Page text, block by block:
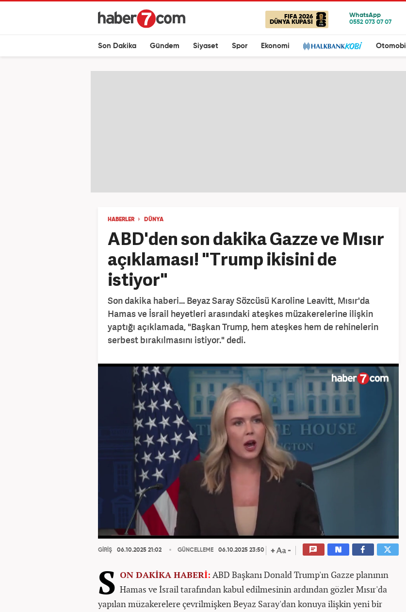
FIFA 2026
DÜNYA KUPASI
Son Dakika Gündem Siyaset Spor Ekonomi Otomobil
HABERLER DÜNYA
ABD'den son dakika Gazze ve Mısır
açıklaması! "Trump ikisini de
istiyor"
Son dakika haberi... Beyaz Saray Sözcüsü Karoline Leavitt, Mısır'da
Hamas ve İsrail heyetleri arasındaki ateşkes müzakerelerine ilişkin
yaptığı açıklamada, "Başkan Trump, hem ateşkes hem de rehinelerin
serbest bırakılmasını istiyor." dedi.
GİRİŞ 06.10.2025 21:02 GÜNCELLEME 06.10.2025 23:50
S ON DAKİKA HABERİ: ABD Başkanı Donald Trump'ın Gazze planının
Hamas ve İsrail tarafından kabul edilmesinin ardından gözler Mısır'da
yapılan müzakerelere çevrilmişken Beyaz Saray'dan konuya ilişkin yeni bir